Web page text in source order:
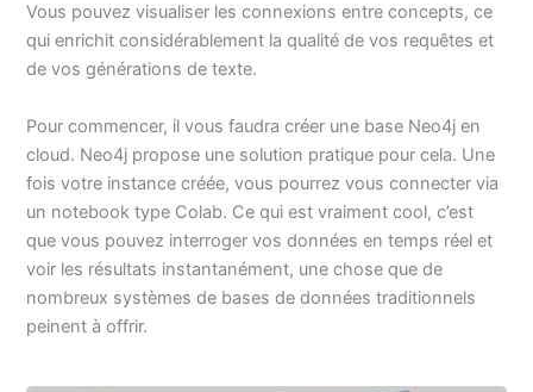
Vous pouvez visualiser les connexions entre concepts, ce
qui enrichit considérablement la qualité de vos requêtes et
de vos générations de texte.
Pour commencer, il vous faudra créer une base Neo4j en
cloud. Neo4j propose une solution pratique pour cela. Une
fois votre instance créée, vous pourrez vous connecter via
un notebook type Colab. Ce qui est vraiment cool, c’est
que vous pouvez interroger vos données en temps réel et
voir les résultats instantanément, une chose que de
nombreux systèmes de bases de données traditionnels
peinent à offrir.